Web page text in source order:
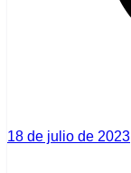
18 de julio de 2023